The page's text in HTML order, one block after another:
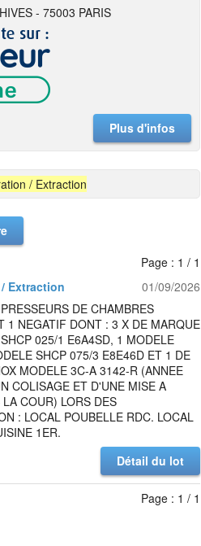
- 75003 PARIS
Plus d'infos
/ Extraction
Page : 1 / 1
Extraction 01/09/2026
DE CHAMBRES
1 NEGATIF DONT : 3 X DE MARQUE
025/1 E6A4SD, 1 MODELE
SHCP 075/3 E8E46D ET 1 DE
MODELE 3C-A 3142-R (ANNEE
COLISAGE ET D'UNE MISE A
COUR) LORS DES
: LOCAL POUBELLE RDC. LOCAL
1ER.
Détail du lot
Page : 1 / 1